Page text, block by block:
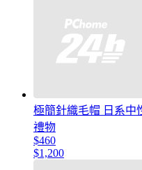
極簡針織毛帽 日系中
禮物
$460
$1,200